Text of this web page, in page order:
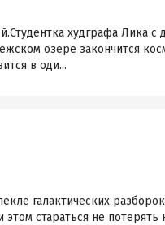
худграфа Лика
озере закончится
в оди...
галактических
стараться не